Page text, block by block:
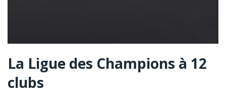
La Ligue des Champions à 12
clubs